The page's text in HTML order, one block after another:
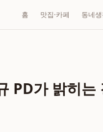
홈 맛집·카페 동네
PD가 밝히는